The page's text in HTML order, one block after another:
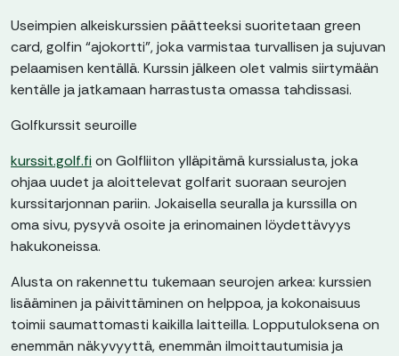
Useimpien alkeiskurssien päätteeksi suoritetaan green
card, golfin “ajokortti”, joka varmistaa turvallisen ja sujuvan
pelaamisen kentällä. Kurssin jälkeen olet valmis siirtymään
kentälle ja jatkamaan harrastusta omassa tahdissasi.
Golfkurssit seuroille
kurssit.golf.fi on Golfliiton ylläpitämä kurssialusta, joka
ohjaa uudet ja aloittelevat golfarit suoraan seurojen
kurssitarjonnan pariin. Jokaisella seuralla ja kurssilla on
oma sivu, pysyvä osoite ja erinomainen löydettävyys
hakukoneissa.
Alusta on rakennettu tukemaan seurojen arkea: kurssien
lisääminen ja päivittäminen on helppoa, ja kokonaisuus
toimii saumattomasti kaikilla laitteilla. Lopputuloksena on
enemmän näkyvyyttä, enemmän ilmoittautumisia ja